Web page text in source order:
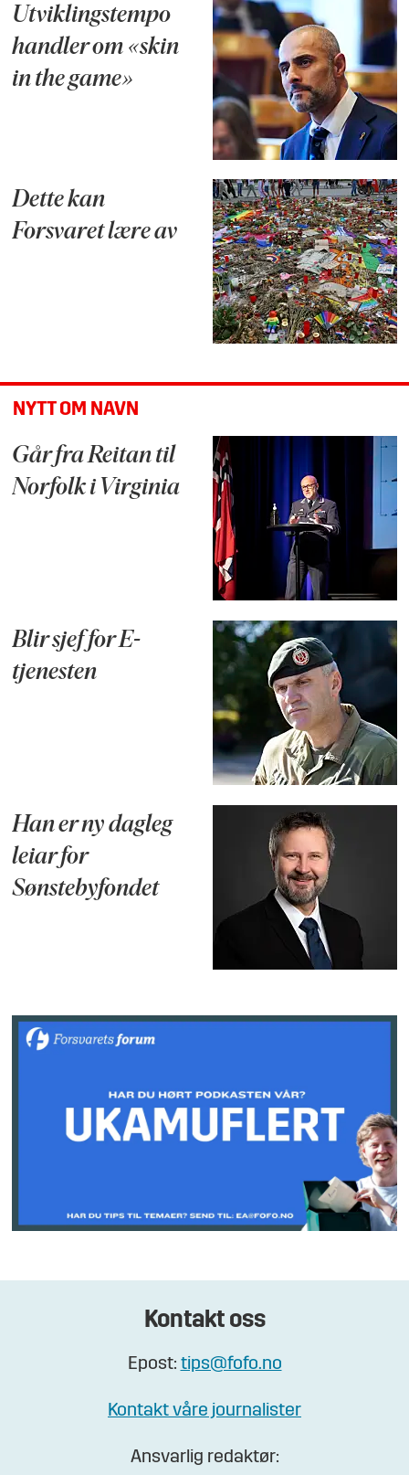
Utviklingstempo
handler om «skin
in the game»
Dette kan
Forsvaret lære av
NYTT OM NAVN
Går fra Reitan til
Norfolk i Virginia
Blir sjef for E-
tjenesten
Han er ny dagleg
leiar for
Sønstebyfondet
Kontakt oss
Epost: tips@fofo.no
Kontakt våre journalister
Ansvarlig redaktør: